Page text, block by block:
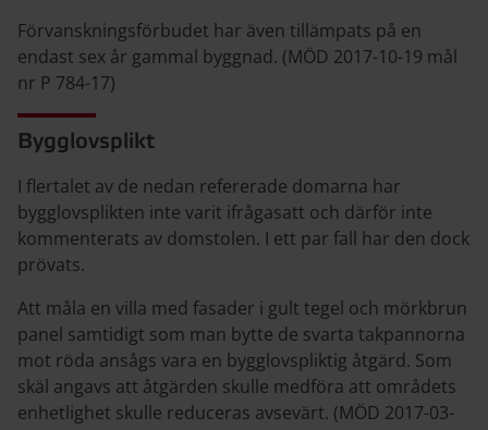
Förvanskningsförbudet har även tillämpats på en
endast sex år gammal byggnad. (MÖD 2017-10-19 mål
nr P 784-17)
Bygglovsplikt
I flertalet av de nedan refererade domarna har
bygglovsplikten inte varit ifrågasatt och därför inte
kommenterats av domstolen. I ett par fall har den dock
prövats.
Att måla en villa med fasader i gult tegel och mörkbrun
panel samtidigt som man bytte de svarta takpannorna
mot röda ansågs vara en bygglovspliktig åtgärd. Som
skäl angavs att åtgärden skulle medföra att områdets
enhetlighet skulle reduceras avsevärt. (MÖD 2017-03-